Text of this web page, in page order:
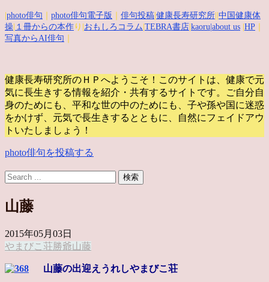
photo俳句 photo俳句電子版 俳句投稿 健康長寿研究所 中国健康体
操 １冊からの本作 り| おもしろコラム TEBRA書店 kaoru |about us HP
写真からAI俳句
健康長寿研究所のＨＰへようこそ！このサイトは、健康で元
気に長生きする情報を紹介・共有するサイトです。
ご自分自
身のためにも、平和な世の中のためにも、子や孫や国に迷惑
をかけず、元気で長生きするとともに、自然にフェイドアウ
トいたしましょう！
photo俳句を投稿する
山藤
2015年05月03日
やまびこ荘 勝爺山藤
山藤の出迎えうれしやまびこ荘